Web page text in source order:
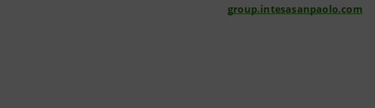
group.intesasanpaolo.com